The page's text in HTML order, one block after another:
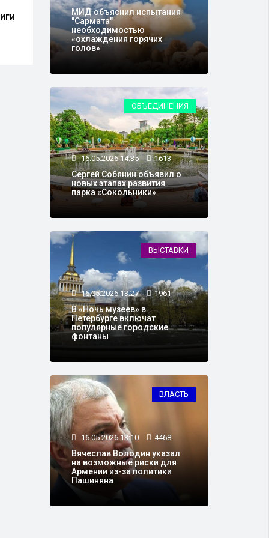
россиян доверяют Путину
МИД объяснил испытания
"Сармата"
необходимостью
«охлаждения горячих
голов»
ОБЪЕДИНЕНИЯ
16.05.2026 14:35 1613
Сергей Собянин объявил о
новых этапах развития
парка «Сокольники»
ВЫСТАВКИ
16.05.2026 13:27 1961
В «Ночь музеев» в
Петербурге включат
популярные городские
фонтаны
ВЛАСТЬ
16.05.2026 13:10 4468
Вячеслав Володин указал
на возможные риски для
Армении из-за политики
Пашиняна